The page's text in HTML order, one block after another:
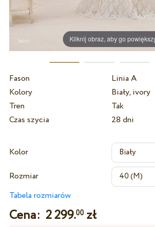
Kliknij obraz, aby go
Fason
Linia A
Kolory
Biały, ivory
Tren
Tak
Czas szycia
28 dni
Kolor
Rozmiar
Tabela rozmiarów
Cena: 2 299.00zł